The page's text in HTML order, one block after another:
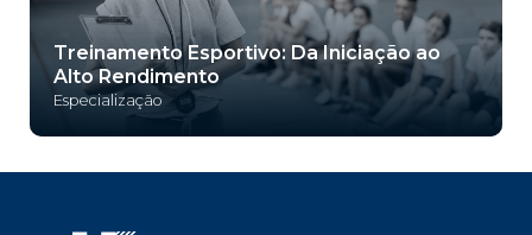
Treinamento Esportivo: Da Iniciação ao
Alto Rendimento
Especialização